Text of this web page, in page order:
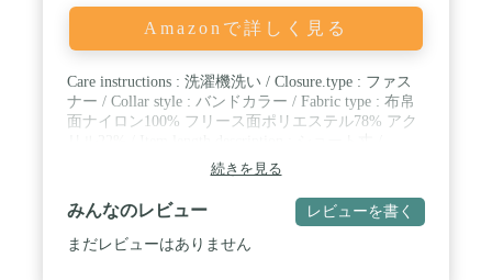
Amazonで詳しく見る
Care instructions : 洗濯機洗い / Closure.type : ファス
ナー / Collar style : バンドカラー / Fabric type : 布帛
面ナイロン100% フリース面ポリエステル78% アク
Pocket description : スラントポケット
続きを見る
みんなのレビュー レビューを書く
まだレビューはありません